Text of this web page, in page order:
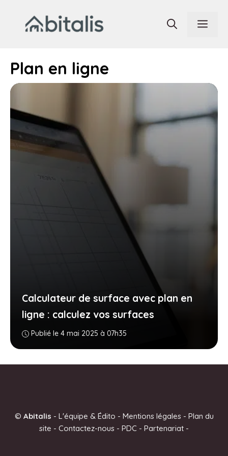
contenu
Plan en ligne
Calculateur de surface avec plan en
ligne : calculez vos surfaces
Publié le 4 mai 2025 à 07h35
© Abitalis - L'équipe & Édito - Mentions légales- Plan du
site - Contactez-nous - PDC - Partenariat -